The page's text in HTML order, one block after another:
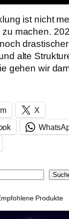
ist nicht
machen.
drastischer
alte
gehen wir
X
Produkte